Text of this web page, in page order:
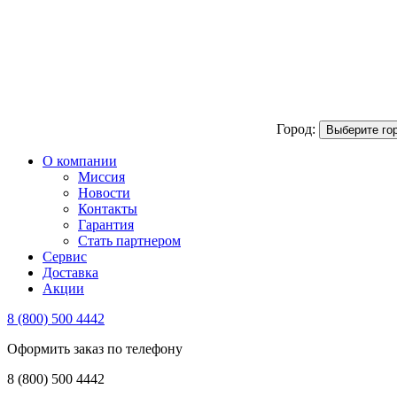
Город: Выберите
О компании
Миссия
Новости
Контакты
Гарантия
Стать партнером
Сервис
Доставка
Акции
8 (800) 500 4442
Оформить заказ по телефону
8 (800) 500 4442